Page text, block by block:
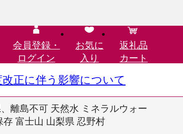
会員登録・
ログイン
お気に
入り
返礼品
カート
改正に伴う影響について
離島不可 天然水 ミネラルウォー
富士山 山梨県 忍野村